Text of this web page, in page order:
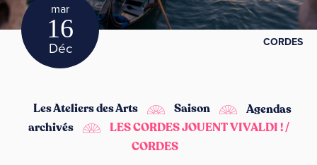
mar
16
Déc CORDES
Les Ateliers des Arts Saison
Agendas
archivés
LES CORDES JOUENT VIVALDI ! /
CORDES